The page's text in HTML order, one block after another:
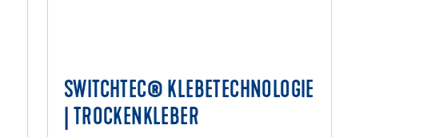
SWITCHTEC® KLEBETECHNOLOGIE
| TROCKENKLEBER
SWITCHTEC® KLEBETECHNOLOGIE
| TROCKENKLEBER